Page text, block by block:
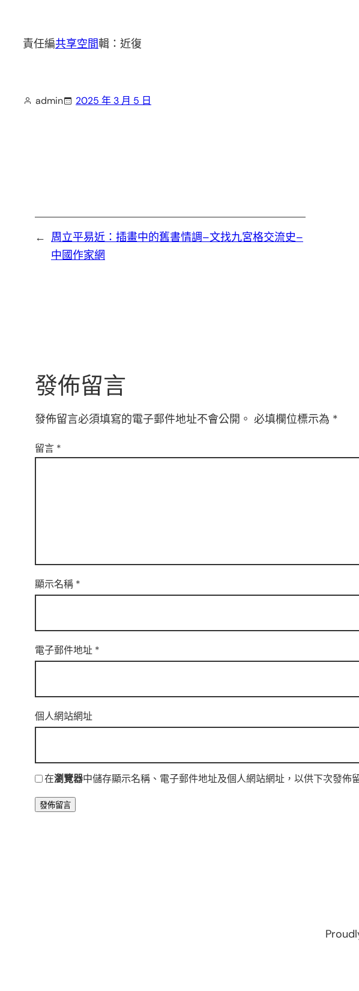
責任編共享空間輯：近復
admin 2025 年 3 月 5 日
← 周立平易近：插畫中的舊書情調–文找九宮格交流史–
中國作家網
發佈留言
發佈留言必須填寫的電子郵件地址不會公開。 必填欄位標示為 *
留言 *
顯示名稱 *
電子郵件地址 *
個人網站網址
在瀏覽器中儲存顯示名稱、電子郵件地址及個人網站網址，以供下次發佈